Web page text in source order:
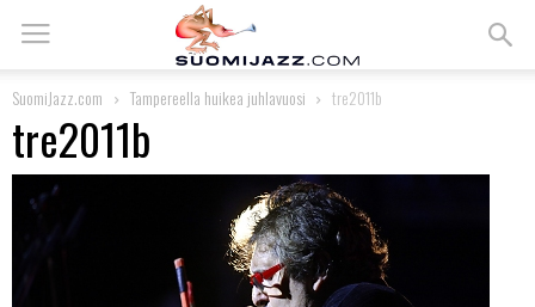
SuomiJazz.com Tampereella huikea juhlavuosi tre2011b
tre2011b